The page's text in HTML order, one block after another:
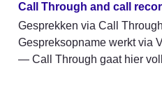
Call Through and call
Gesprekken via Call
Gespreksopname werkt via
— Call Through gaat hier